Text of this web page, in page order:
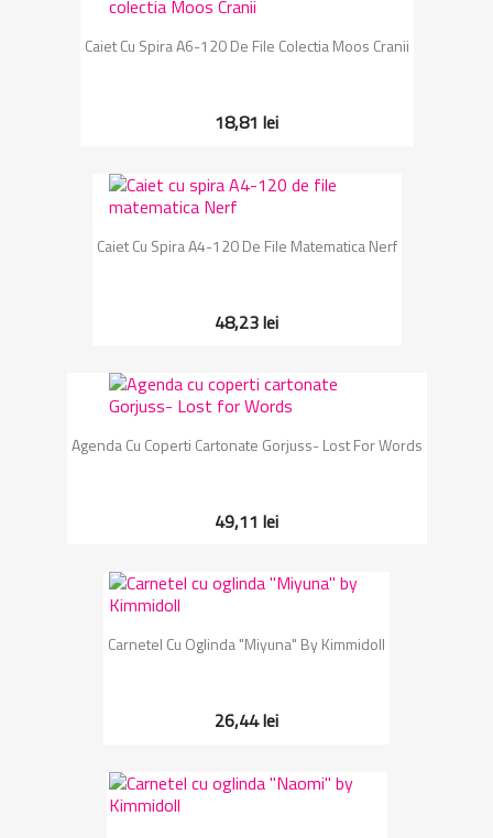
Caiet Cu Spira A6-120 De File Colectia Moos Cranii
18,81 lei
Caiet Cu Spira A4-120 De File Matematica Nerf
48,23 lei
Agenda Cu Coperti Cartonate Gorjuss- Lost For Words
49,11 lei
Carnetel Cu Oglinda "Miyuna" By Kimmidoll
26,44 lei